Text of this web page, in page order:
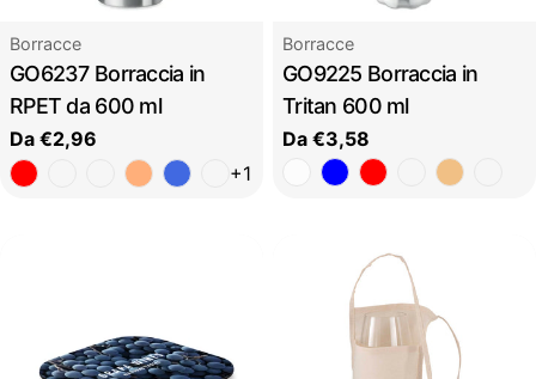
Tipo:
Borracce
GO6237 Borraccia in
RPET da 600 ml
Prezzo
regolare
Da €2,96
+1
Tipo:
Borracce
GO9225 Borraccia in
Tritan 600 ml
Prezzo
regolare
Da €3,58